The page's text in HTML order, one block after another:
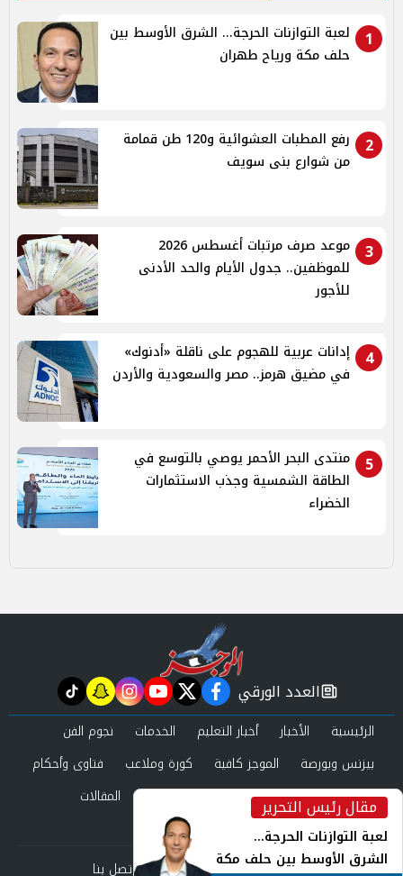
1
لعبة التوازنات الحرجة... الشرق الأوسط بين
حلف مكة ورياح طهران
2
رفع المطبات العشوائية و120 طن قمامة
من شوارع بنى سويف
3
موعد صرف مرتبات أغسطس 2026
للموظفين.. جدول الأيام والحد الأدنى
للأجور
4
إدانات عربية للهجوم على ناقلة «أدنوك»
في مضيق هرمز.. مصر والسعودية والأردن
5
منتدى البحر الأحمر يوصي بالتوسع في
الطاقة الشمسية وجذب الاستثمارات
الخضراء
مقال رئيس التحرير
لعبة التوازنات الحرجة...
الشرق الأوسط بين حلف مكة
newspaper
العدد الورقي facebook
twitter
youtube
instagram
snapchat
tiktok
الرئيسية الأخبار أخبار التعليم الخدمات
نجوم الفن
بيزنس وبورصة
الموجز كافية كورة وملاعب
فتاوى وأحكام
صحة وجمال
عرب وعالم حوادث ومحاكم
المقالات
العدد الورقي
من نحن
سياسة الخصوصية اتصل بنا